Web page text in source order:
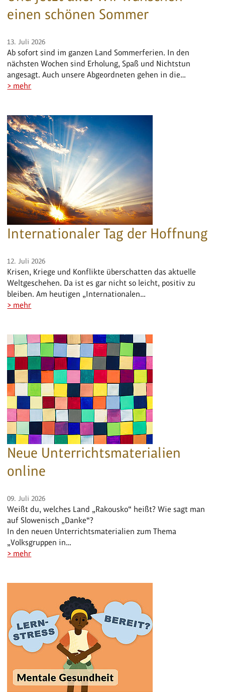
einen schönen Sommer
13. Juli 2026
Ab sofort sind im ganzen Land Sommerferien. In den
nächsten Wochen sind Erholung, Spaß und Nichtstun
angesagt. Auch unsere Abgeordneten gehen in die…
> mehr
Internationaler Tag der Hoffnung
12. Juli 2026
Krisen, Kriege und Konflikte überschatten das aktuelle
Weltgeschehen. Da ist es gar nicht so leicht, positiv zu
bleiben. Am heutigen „Internationalen…
> mehr
Neue Unterrichtsmaterialien
online
09. Juli 2026
Weißt du, welches Land „Rakousko“ heißt? Wie sagt man
auf Slowenisch „Danke“?
In den neuen Unterrichtsmaterialien zum Thema
„Volksgruppen in…
> mehr